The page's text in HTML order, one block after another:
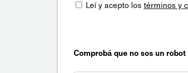
Leí y acepto los términos y
Comprobá que no sos un robot